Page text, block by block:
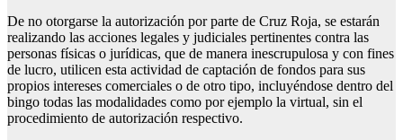
De no otorgarse la autorización por parte de Cruz Roja, se estarán
realizando las acciones legales y judiciales pertinentes contra las
personas físicas o jurídicas, que de manera inescrupulosa y con fines
de lucro, utilicen esta actividad de captación de fondos para sus
propios intereses comerciales o de otro tipo, incluyéndose dentro del
bingo todas las modalidades como por ejemplo la virtual, sin el
procedimiento de autorización respectivo.